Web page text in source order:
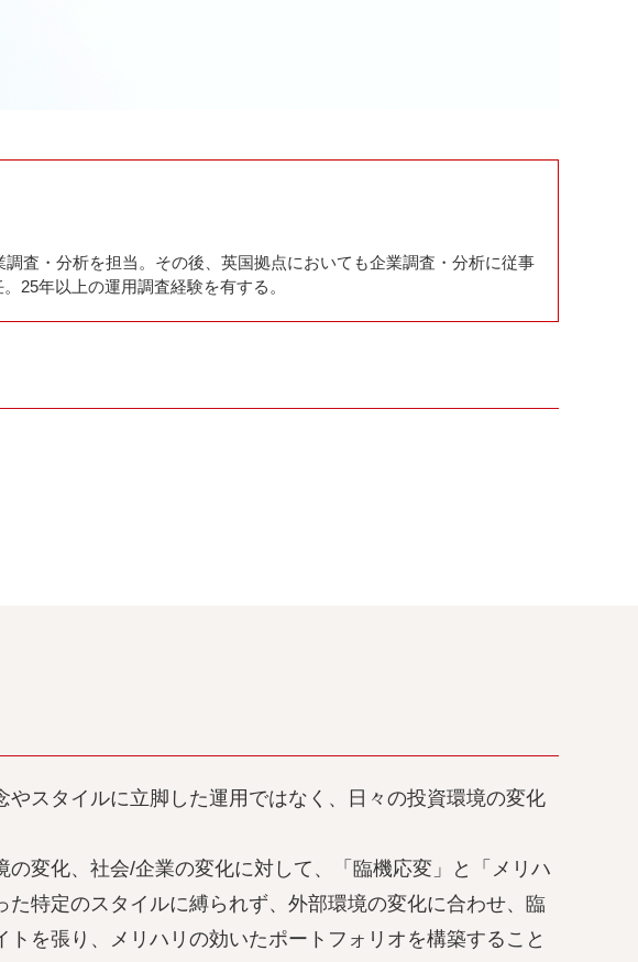
お届けします
査・分析を担当。その後、英国拠点においても企業調査・分析に従事
25年以上の運用調査経験を有する。
スタイルに立脚した運用ではなく、日々の投資環境の変化
変化、社会/企業の変化に対して、「臨機応変」と「メリハ
特定のスタイルに縛られず、外部環境の変化に合わせ、臨
を張り、メリハリの効いたポートフォリオを構築すること